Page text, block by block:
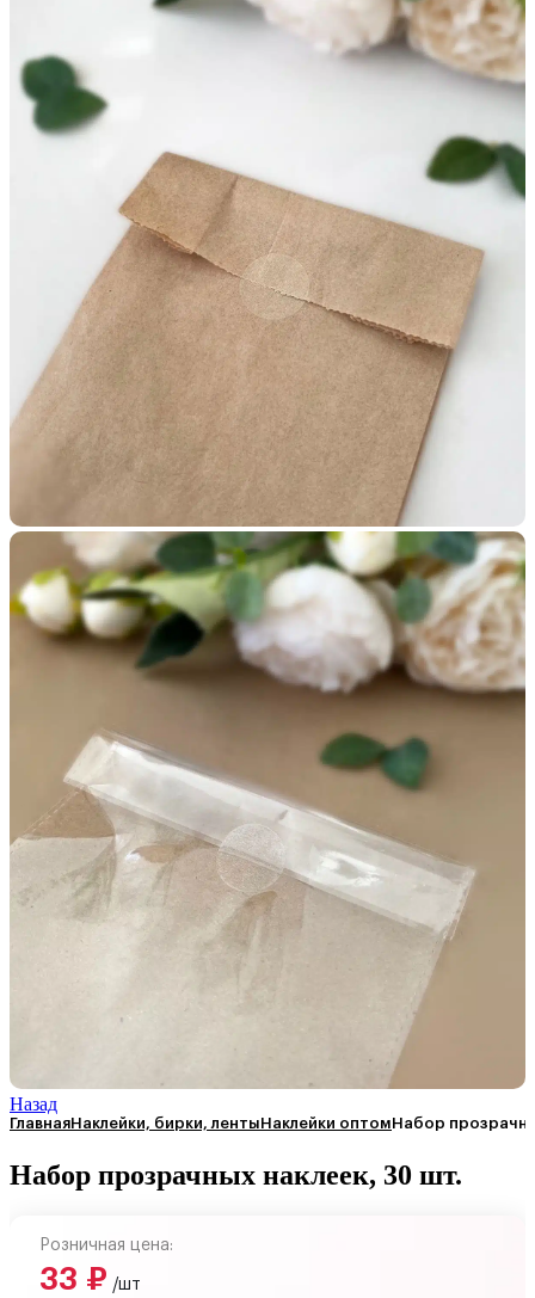
Назад
ГлавнаяНаклейки, бирки, лентыНаклейки оптомНабор
Набор прозрачных наклеек, 30 шт.
Розничная цена:
33 ₽ /шт